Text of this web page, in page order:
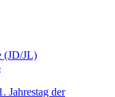
(JD/JL)
Jahrestag der